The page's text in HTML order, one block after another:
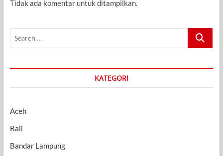
Tidak ada komentar untuk ditampilkan.
Search
KATEGORI
Aceh
Bali
Bandar Lampung